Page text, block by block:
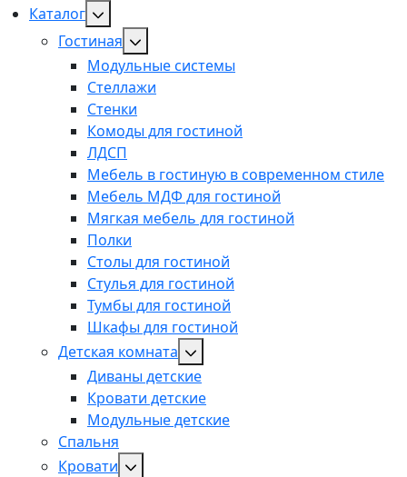
Каталог
Гостиная
Модульные системы
Стеллажи
Стенки
Комоды для гостиной
ЛДСП
Мебель в гостиную в современном стиле
Мебель МДФ для гостиной
Мягкая мебель для гостиной
Полки
Столы для гостиной
Стулья для гостиной
Тумбы для гостиной
Шкафы для гостиной
Детская комната
Диваны детские
Кровати детские
Модульные детские
Спальня
Кровати